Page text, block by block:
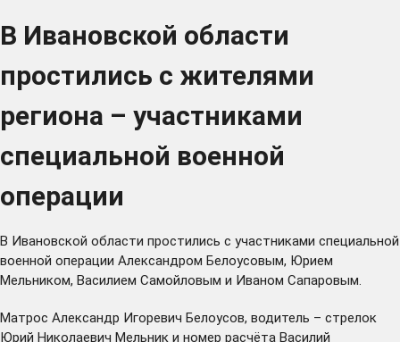
В Ивановской области
простились с жителями
региона – участниками
специальной военной
операции
В Ивановской области простились с участниками специальной
военной операции Александром Белоусовым, Юрием
Мельником, Василием Самойловым и Иваном Сапаровым.
Матрос Александр Игоревич Белоусов, водитель – стрелок
Юрий Николаевич Мельник и номер расчёта Василий